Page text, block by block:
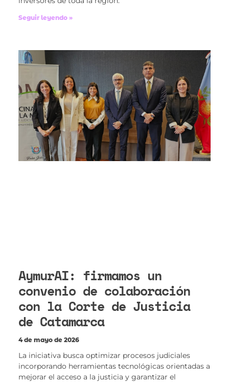
Seguir leyendo »
AymurAI: firmamos un
convenio de colaboración
con la Corte de Justicia
de Catamarca
4 de mayo de 2026
La iniciativa busca optimizar procesos judiciales
incorporando herramientas tecnológicas orientadas a
mejorar el acceso a la justicia y garantizar el